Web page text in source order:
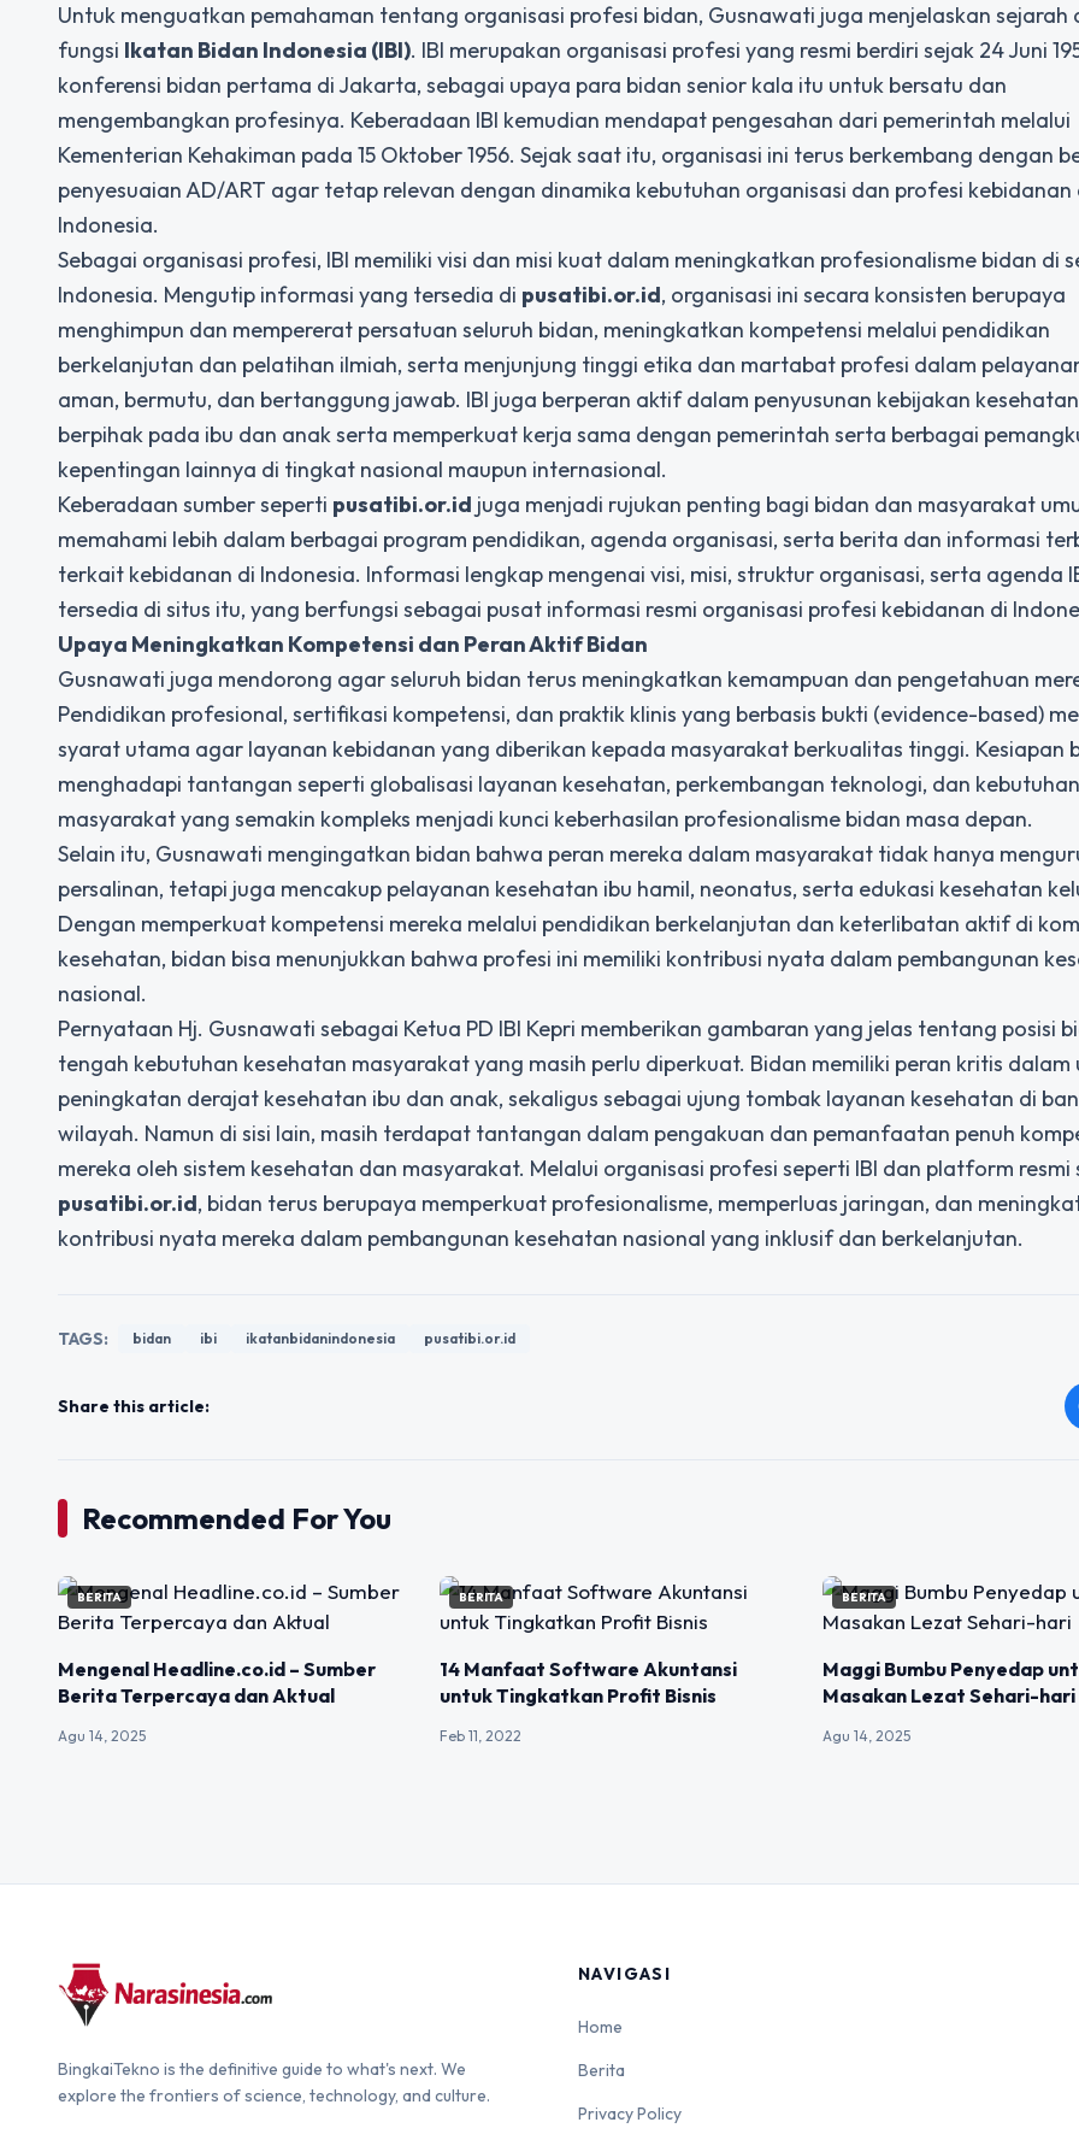
Untuk menguatkan pemahaman tentang organisasi profesi bidan, Gusnawati juga menjelaskan sejarah
fungsi Ikatan Bidan Indonesia (IBI). IBI merupakan organisasi profesi yang resmi berdiri sejak 24 Juni
konferensi bidan pertama di Jakarta, sebagai upaya para bidan senior kala itu untuk bersatu dan
mengembangkan profesinya. Keberadaan IBI kemudian mendapat pengesahan dari pemerintah melalui
Kementerian Kehakiman pada 15 Oktober 1956. Sejak saat itu, organisasi ini terus berkembang dengan
penyesuaian AD/ART agar tetap relevan dengan dinamika kebutuhan organisasi dan profesi kebidanan
Indonesia.
Sebagai organisasi profesi, IBI memiliki visi dan misi kuat dalam meningkatkan profesionalisme bidan di
Indonesia. Mengutip informasi yang tersedia di pusatibi.or.id, organisasi ini secara konsisten berupaya
menghimpun dan mempererat persatuan seluruh bidan, meningkatkan kompetensi melalui pendidikan
berkelanjutan dan pelatihan ilmiah, serta menjunjung tinggi etika dan martabat profesi dalam
aman, bermutu, dan bertanggung jawab. IBI juga berperan aktif dalam penyusunan kebijakan
berpihak pada ibu dan anak serta memperkuat kerja sama dengan pemerintah serta berbagai
kepentingan lainnya di tingkat nasional maupun internasional.
Keberadaan sumber seperti pusatibi.or.id juga menjadi rujukan penting bagi bidan dan masyarakat
memahami lebih dalam berbagai program pendidikan, agenda organisasi, serta berita dan informasi
terkait kebidanan di Indonesia. Informasi lengkap mengenai visi, misi, struktur organisasi, serta agenda
tersedia di situs itu, yang berfungsi sebagai pusat informasi resmi organisasi profesi kebidanan di
Upaya Meningkatkan Kompetensi dan Peran Aktif Bidan
Gusnawati juga mendorong agar seluruh bidan terus meningkatkan kemampuan dan pengetahuan
Pendidikan profesional, sertifikasi kompetensi, dan praktik klinis yang berbasis bukti (evidence-based)
syarat utama agar layanan kebidanan yang diberikan kepada masyarakat berkualitas tinggi. Kesiapan
menghadapi tantangan seperti globalisasi layanan kesehatan, perkembangan teknologi, dan kebutuhan
masyarakat yang semakin kompleks menjadi kunci keberhasilan profesionalisme bidan masa depan.
Selain itu, Gusnawati mengingatkan bidan bahwa peran mereka dalam masyarakat tidak hanya
persalinan, tetapi juga mencakup pelayanan kesehatan ibu hamil, neonatus, serta edukasi kesehatan
Dengan memperkuat kompetensi mereka melalui pendidikan berkelanjutan dan keterlibatan aktif di
kesehatan, bidan bisa menunjukkan bahwa profesi ini memiliki kontribusi nyata dalam pembangunan
nasional.
Pernyataan Hj. Gusnawati sebagai Ketua PD IBI Kepri memberikan gambaran yang jelas tentang posisi
tengah kebutuhan kesehatan masyarakat yang masih perlu diperkuat. Bidan memiliki peran kritis dalam
peningkatan derajat kesehatan ibu dan anak, sekaligus sebagai ujung tombak layanan kesehatan di
wilayah. Namun di sisi lain, masih terdapat tantangan dalam pengakuan dan pemanfaatan penuh
mereka oleh sistem kesehatan dan masyarakat. Melalui organisasi profesi seperti IBI dan platform resmi
pusatibi.or.id, bidan terus berupaya memperkuat profesionalisme, memperluas jaringan, dan
kontribusi nyata mereka dalam pembangunan kesehatan nasional yang inklusif dan berkelanjutan.
TAGS: bidan ibi ikatanbidanindonesia pusatibi.or.id
Share this article:
Recommended For You
BERITA
Mengenal Headline.co.id – Sumber
Berita Terpercaya dan Aktual
Agu 14, 2025
BERITA
14 Manfaat Software Akuntansi
untuk Tingkatkan Profit Bisnis
Feb 11, 2022
BERITA
Maggi Bumbu Penyedap
Masakan Lezat Sehari-hari
Agu 14, 2025
BingkaiTekno is the definitive guide to what's next. We
explore the frontiers of science, technology, and culture.
NAVIGASI
Home
Berita
Privacy Policy